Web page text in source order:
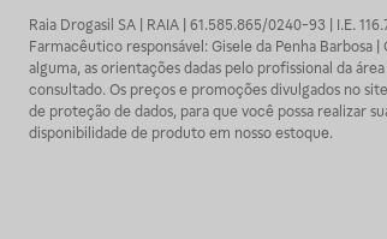
Raia Drogasil SA | RAIA | 61.585.865/0240-93 | I.E.
Farmacêutico responsável: Gisele da Penha
alguma, as orientações dadas pelo profissional da
consultado. Os preços e promoções divulgados no
de proteção de dados, para que você possa realizar
disponibilidade de produto em nosso estoque.